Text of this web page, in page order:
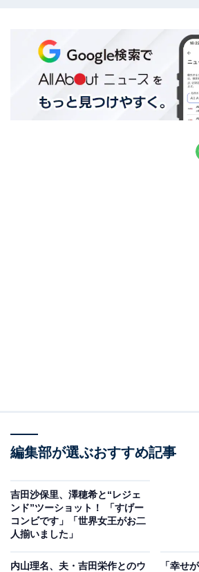
編集部が選ぶおすすめ記事
吉田沙保里、澤穂希と“レジェ
ンド”ツーショット！ 「すげー
コンビです」「世界女王がお二
人揃いました」
内山理名、夫・吉田栄作とのウ
「幸せ